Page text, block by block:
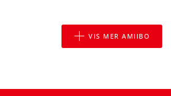
VIS MER AMIIBO